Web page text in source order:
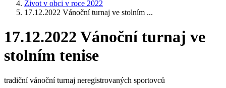
Život v obci v roce 2022
17.12.2022 Vánoční turnaj ve stolním ...
17.12.2022 Vánoční turnaj ve
stolním tenise
tradiční vánoční turnaj neregistrovaných sportovců